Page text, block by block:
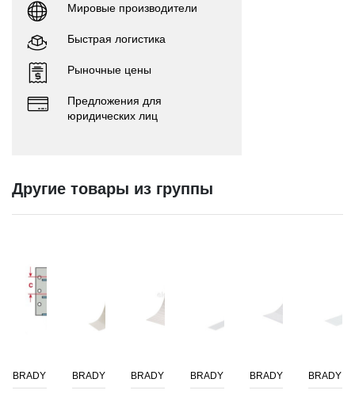
Мировые производители
Быстрая логистика
Рыночные цены
Предложения для
юридических лиц
Другие товары из группы
BRADY BRADY BRADY BRADY BRADY BRADY